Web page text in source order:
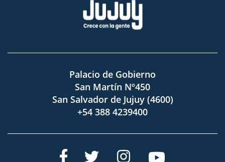
Palacio de Gobierno
San Martín Nº450
San Salvador de Jujuy (4600)
+54 388 4239400